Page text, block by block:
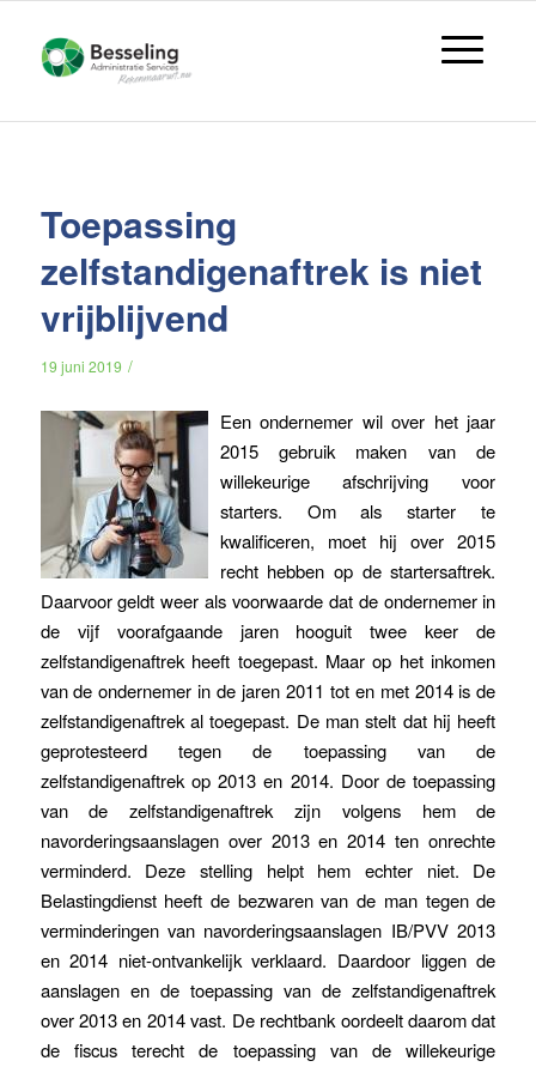
Toepassing
zelfstandigenaftrek is niet
vrijblijvend
19 juni 2019 /
Een ondernemer wil over het jaar
2015 gebruik maken van de
willekeurige afschrijving voor
starters. Om als starter te
kwalificeren, moet hij over 2015
recht hebben op de startersaftrek.
Daarvoor geldt weer als voorwaarde dat de ondernemer in
de vijf voorafgaande jaren hooguit twee keer de
zelfstandigenaftrek heeft toegepast. Maar op het inkomen
van de ondernemer in de jaren 2011 tot en met 2014 is de
zelfstandigenaftrek al toegepast. De man stelt dat hij heeft
geprotesteerd tegen de toepassing van de
zelfstandigenaftrek op 2013 en 2014. Door de toepassing
van de zelfstandigenaftrek zijn volgens hem de
navorderingsaanslagen over 2013 en 2014 ten onrechte
verminderd. Deze stelling helpt hem echter niet. De
Belastingdienst heeft de bezwaren van de man tegen de
verminderingen van navorderingsaanslagen IB/PVV 2013
en 2014 niet-ontvankelijk verklaard. Daardoor liggen de
aanslagen en de toepassing van de zelfstandigenaftrek
over 2013 en 2014 vast. De rechtbank oordeelt daarom dat
de fiscus terecht de toepassing van de willekeurige